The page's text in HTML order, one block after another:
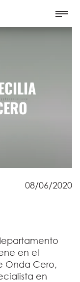
08/06/2020
en el
Onda Cero,
en